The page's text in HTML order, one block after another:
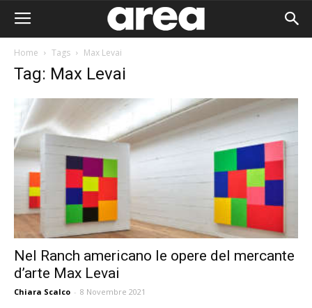
Home Tags Max Levai
Tag: Max Levai
Nel Ranch americano le opere del mercante
d’arte Max Levai
Chiara Scalco - 8 Novembre 2021